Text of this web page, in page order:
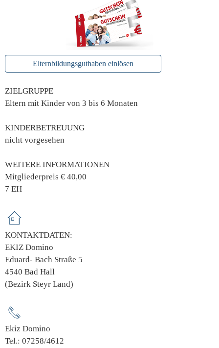
Elternbildungsguthaben einlösen
ZIELGRUPPE
Eltern mit Kinder von 3 bis 6 Monaten
KINDERBETREUUNG
nicht vorgesehen
WEITERE INFORMATIONEN
Mitgliederpreis € 40,00
7 EH
KONTAKTDATEN:
EKIZ Domino
Eduard- Bach Straße 5
4540 Bad Hall
(Bezirk Steyr Land)
Ekiz Domino
Tel.: 07258/4612